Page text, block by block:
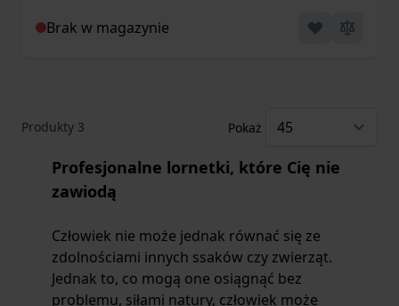
Brak w magazynie
Produkty 3 Pokaż
Profesjonalne lornetki, które Cię nie
zawiodą
Człowiek nie może jednak równać się ze
zdolnościami innych ssaków czy zwierząt.
Jednak to, co mogą one osiągnąć bez
problemu, siłami natury, człowiek może